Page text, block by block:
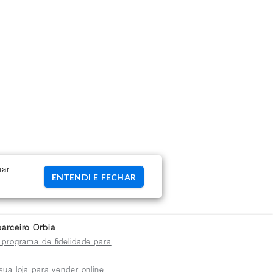
ENTENDI E FECHAR
Orbia
programa de fidelidade para
loja para vender online